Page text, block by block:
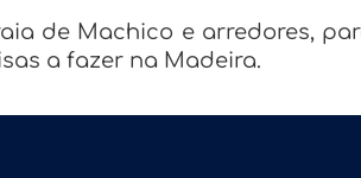
de Machico e arredores,
a fazer na Madeira.